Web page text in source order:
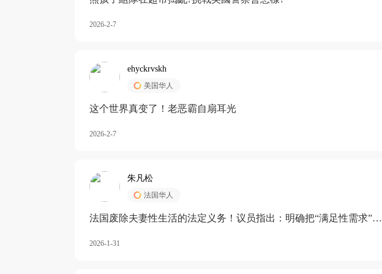
2026-2-7
ehyckrvskh
美国华人
这个世界真变了！老恶霸自扇耳光
2026-2-7
朱凡松
法国华人
法国废除夫妻性生活的法定义务！议员指出：明确把“满足性需求”排
2026-1-31